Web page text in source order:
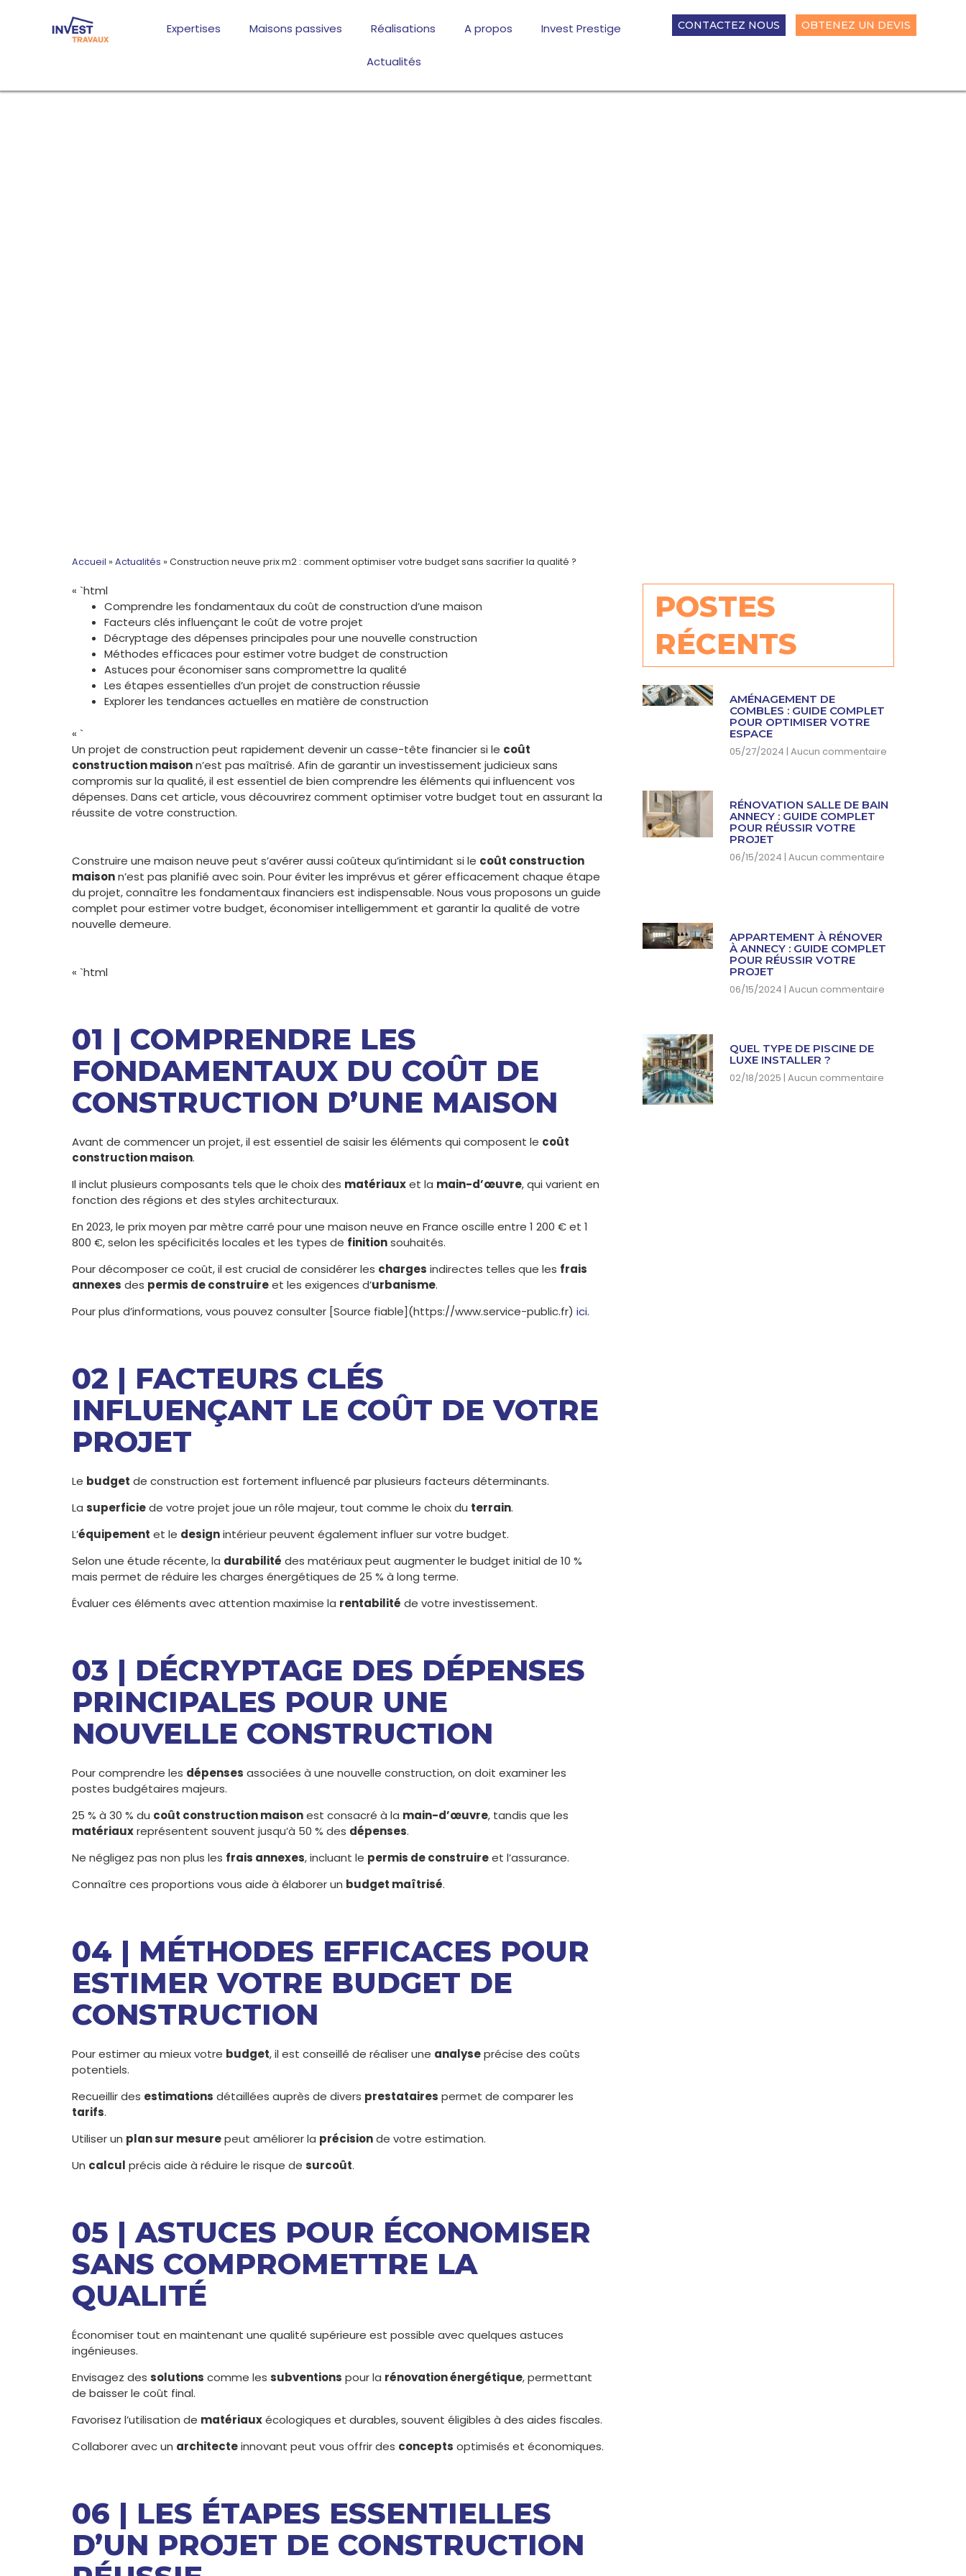
Expertises Maisons passives Réalisations A propos Invest Prestige
Actualités
CONTACTEZ NOUS OBTENEZ UN DEVIS
Accueil » Actualités » Construction neuve prix m2 : comment optimiser votre budget sans sacrifier la qualité ?
« `html
Comprendre les fondamentaux du coût de construction d’une maison
Facteurs clés influençant le coût de votre projet
Décryptage des dépenses principales pour une nouvelle construction
Méthodes efficaces pour estimer votre budget de construction
Astuces pour économiser sans compromettre la qualité
Les étapes essentielles d’un projet de construction réussie
Explorer les tendances actuelles en matière de construction
« `
Un projet de construction peut rapidement devenir un casse-tête financier si le coût
construction maisonn’est pas maîtrisé. Afin de garantir un investissement judicieux sans
compromis sur la qualité, il est essentiel de bien comprendre les éléments qui influencent vos
dépenses. Dans cet article, vous découvrirez comment optimiser votre budget tout en assurant la
réussite de votre construction.
Construire une maison neuve peut s’avérer aussi coûteux qu’intimidant si le coût construction
maisonn’est pas planifié avec soin. Pour éviter les imprévus et gérer efficacement chaque étape
du projet, connaître les fondamentaux financiers est indispensable. Nous vous proposons un guide
complet pour estimer votre budget, économiser intelligemment et garantir la qualité de votre
nouvelle demeure.
« `html
01 | COMPRENDRE LES
FONDAMENTAUX DU COÛT DE
CONSTRUCTION D’UNE MAISON
Avant de commencer un projet, il est essentiel de saisir les éléments qui composent le coût
construction maison.
Il inclut plusieurs composants tels que le choix des matériauxet la main-d’œuvre, qui varient en
fonction des régions et des styles architecturaux.
En 2023, le prix moyen par mètre carré pour une maison neuve en France oscille entre 1 200 € et 1
800 €, selon les spécificités locales et les types de finitionsouhaités.
Pour décomposer ce coût, il est crucial de considérer les charges indirectes telles que les frais
annexes des permis de construireet les exigences d’urbanisme.
Pour plus d’informations, vous pouvez consulter [Source fiable](https://www.service-public.fr) ici.
02 | FACTEURS CLÉS
INFLUENÇANT LE COÛT DE VOTRE
PROJET
Le budget de construction est fortement influencé par plusieurs facteurs déterminants.
La superficiede votre projet joue un rôle majeur, tout comme le choix du terrain.
L’équipement et le designintérieur peuvent également influer sur votre budget.
Selon une étude récente, la durabilité des matériaux peut augmenter le budget initial de 10 %
mais permet de réduire les charges énergétiques de 25 % à long terme.
Évaluer ces éléments avec attention maximise la rentabilité de votre investissement.
03 | DÉCRYPTAGE DES DÉPENSES
PRINCIPALES POUR UNE
NOUVELLE CONSTRUCTION
Pour comprendre les dépenses associées à une nouvelle construction, on doit examiner les
postes budgétaires majeurs.
25 % à 30 % du coût construction maisonest consacré à la main-d’œuvre, tandis que les
matériauxreprésentent souvent jusqu’à 50 % des dépenses.
Ne négligez pas non plus les frais annexes, incluant le permis de construireet l’assurance.
Connaître ces proportions vous aide à élaborer un budget maîtrisé.
04 | MÉTHODES EFFICACES POUR
ESTIMER VOTRE BUDGET DE
CONSTRUCTION
Pour estimer au mieux votre budget, il est conseillé de réaliser une analyseprécise des coûts
potentiels.
Recueillir des estimations détaillées auprès de divers prestataires permet de comparer les
tarifs.
Utiliser un plan sur mesurepeut améliorer la précisionde votre estimation.
Un calcul précis aide à réduire le risque de surcoût.
05 | ASTUCES POUR ÉCONOMISER
SANS COMPROMETTRE LA
QUALITÉ
Économiser tout en maintenant une qualité supérieure est possible avec quelques astuces
ingénieuses.
Envisagez des solutions comme les subventions pour la rénovation énergétique, permettant
de baisser le coût final.
Favorisez l’utilisation de matériauxécologiques et durables, souvent éligibles à des aides fiscales.
Collaborer avec un architecteinnovant peut vous offrir des concepts optimisés et économiques.
06 | LES ÉTAPES ESSENTIELLES
D’UN PROJET DE CONSTRUCTION
POSTES
RÉCENTS
AMÉNAGEMENT DE
COMBLES : GUIDE COMPLET
POUR OPTIMISER VOTRE
ESPACE
05/27/2024 Aucun commentaire
RÉNOVATION SALLE DE BAIN
ANNECY : GUIDE COMPLET
POUR RÉUSSIR VOTRE
PROJET
06/15/2024 Aucun commentaire
APPARTEMENT À RÉNOVER
À ANNECY : GUIDE COMPLET
POUR RÉUSSIR VOTRE
PROJET
06/15/2024 Aucun commentaire
QUEL TYPE DE PISCINE DE
LUXE INSTALLER ?
02/18/2025 Aucun commentaire